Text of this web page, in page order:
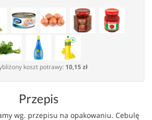
koszt potrawy: 10,15 zł
Przepis
wg. przepisu na opakowaniu. Cebulę